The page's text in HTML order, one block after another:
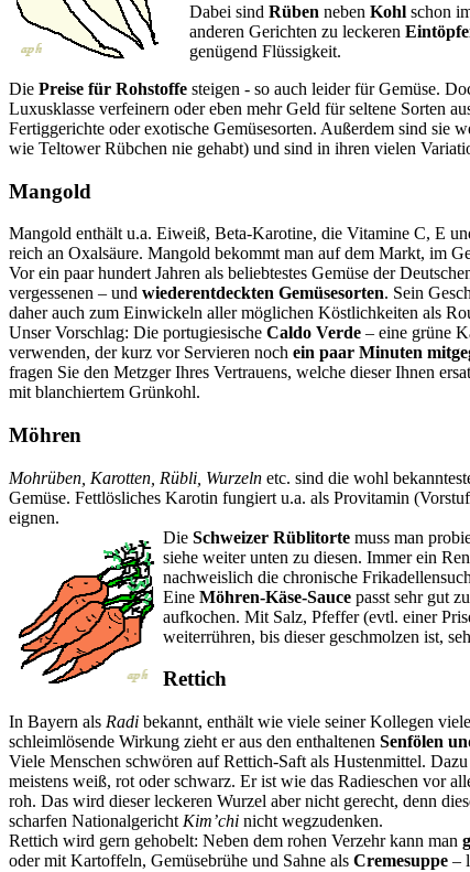
Dabei sind Rüben neben Kohl schon
anderen Gerichten zu leckeren
genügend Flüssigkeit.
Die Preise für Rohstoffe steigen - so auch leider für Gemüse.
Luxusklasse verfeinern oder eben mehr Geld für seltene Sorten
Fertiggerichte oder exotische Gemüsesorten. Außerdem sind sie
wie Teltower Rübchen nie gehabt) und sind in ihren vielen
Mangold
Mangold enthält u.a. Eiweiß, Beta-Karotine, die Vitamine C, E
reich an Oxalsäure. Mangold bekommt man auf dem Markt, im
Vor ein paar hundert Jahren als beliebtestes Gemüse der
vergessenen – und wiederentdeckten Gemüsesorten. Sein
daher auch zum Einwickeln aller möglichen Köstlichkeiten als
Unser Vorschlag: Die portugiesische Caldo Verde – eine grüne
verwenden, der kurz vor Servieren noch ein paar Minuten
fragen Sie den Metzger Ihres Vertrauens, welche dieser Ihnen
mit blanchiertem Grünkohl.
Möhren
Mohrüben, Karotten, Rübli, Wurzeln etc. sind die wohl
Gemüse. Fettlösliches Karotin fungiert u.a. als Provitamin
eignen.
Die Schweizer Rüblitorte muss man
siehe weiter unten zu diesen. Immer ein
nachweislich die chronische
Eine Möhren-Käse-Sauce passt sehr gut
aufkochen. Mit Salz, Pfeffer (evtl. einer
weiterrühren, bis dieser geschmolzen ist,
Rettich
In Bayern als Radi bekannt, enthält wie viele seiner Kollegen
schleimlösende Wirkung zieht er aus den enthaltenen Senfölen
Viele Menschen schwören auf Rettich-Saft als Hustenmittel.
meistens weiß, rot oder schwarz. Er ist wie das Radieschen vor
roh. Das wird dieser leckeren Wurzel aber nicht gerecht, denn
scharfen Nationalgericht Kim’chi nicht wegzudenken.
Rettich wird gern gehobelt: Neben dem rohen Verzehr kann man
oder mit Kartoffeln, Gemüsebrühe und Sahne als Cremesuppe –